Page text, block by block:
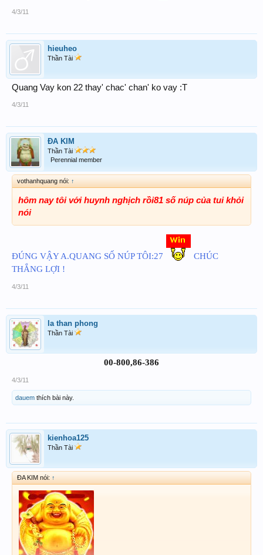
4/3/11
hieuheo
Thần Tài
Quang Vay kon 22 thay' chac' chan' ko vay :T
4/3/11
ĐA KIM
Thần Tài
Perennial member
vothanhquang nói: ↑
hôm nay tôi với huynh nghịch rồi81 số núp của tui khỏi
nói
ĐÚNG VẬY A.QUANG SỐ NÚP TÔI:27
CHÚC
THẮNG LỢI !
4/3/11
la than phong
Thần Tài
00-800,86-386
4/3/11
dauem thích bài này.
kienhoa125
Thần Tài
ĐA KIM nói: ↑